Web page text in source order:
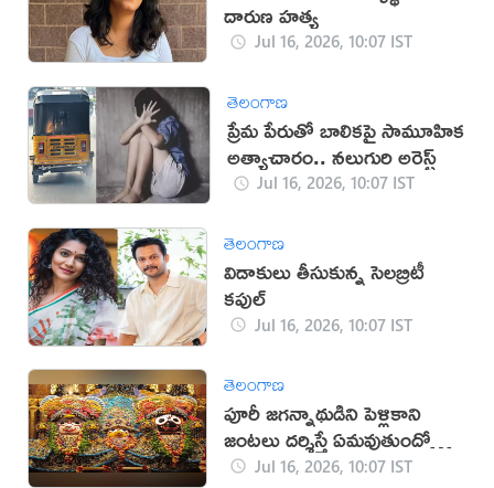
దారుణ హత్య
Jul 16, 2026, 10:07 IST
తెలంగాణ
ప్రేమ పేరుతో బాలికపై సామూహిక
అత్యాచారం.. నలుగురి అరెస్ట్
Jul 16, 2026, 10:07 IST
తెలంగాణ
విడాకులు తీసుకున్న సెలబ్రిటీ
కపుల్
Jul 16, 2026, 10:07 IST
తెలంగాణ
పూరీ జగన్నాథుడిని పెళ్లికాని
జంటలు దర్శిస్తే ఏమవుతుందో
తెలుసా?
Jul 16, 2026, 10:07 IST